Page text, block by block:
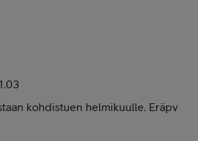
kohdistuen helmikuulle. Eräpv